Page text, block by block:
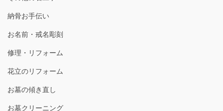
納骨お手伝い
お名前・戒名彫刻
修理・リフォーム
花立のリフォーム
お墓の傾き直し
お墓クリーニング